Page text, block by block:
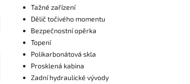
Tažné zařízení
Dělič točivého momentu
Bezpečnostní opěrka
Topení
Polikarbonátová skla
Prosklená kabina
Zadní hydraulické vývody